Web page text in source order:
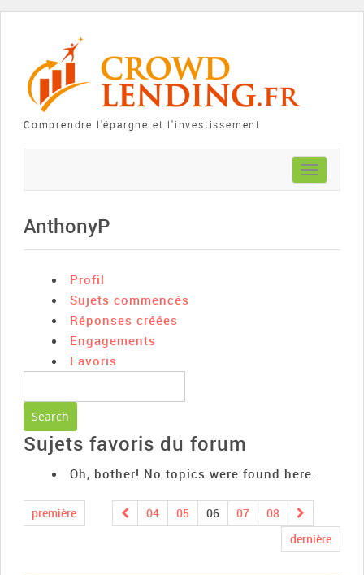
Comprendre l'épargne et l'investissement
Toggle
navigation
AnthonyP
Profil
Sujets commencés
Réponses créées
Engagements
Favoris
Sujets favoris du forum
Oh, bother! No topics were found here.
première 04 05 06 07
08
dernière